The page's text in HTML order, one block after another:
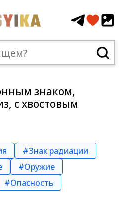
знаком,
с хвостовым
#Знак радиации
#Оружие
#Опасность